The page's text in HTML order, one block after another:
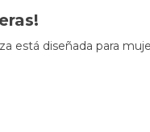
está diseñada para